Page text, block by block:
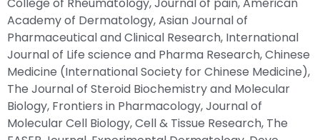
College of Rheumatology, Journal of pain, American
Academy of Dermatology, Asian Journal of
Pharmaceutical and Clinical Research, International
Journal of Life science and Pharma Research, Chinese
Medicine (International Society for Chinese Medicine),
The Journal of Steroid Biochemistry and Molecular
Biology, Frontiers in Pharmacology, Journal of
Molecular Cell Biology, Cell & Tissue Research, The